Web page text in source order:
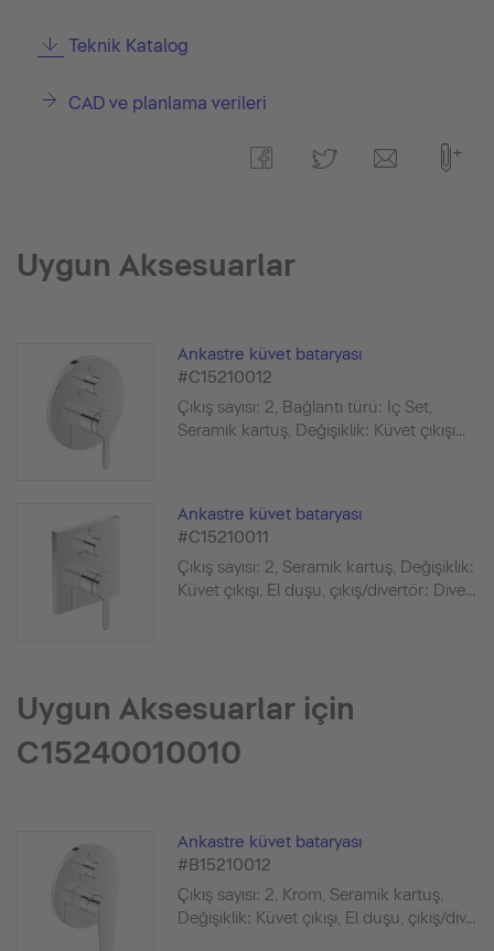
Teknik Katalog
CAD ve planlama verileri
Uygun Aksesuarlar
Ankastre küvet bataryası
#C15210012
Çıkış sayısı: 2, Bağlantı türü: İç Set,
Seramik kartuş, Değişiklik: Küvet çıkışı...
Ankastre küvet bataryası
#C15210011
Çıkış sayısı: 2, Seramik kartuş, Değişiklik:
Küvet çıkışı, El duşu, çıkış/divertör: Dive...
Uygun Aksesuarlar için
C15240010010
Ankastre küvet bataryası
#B15210012
Çıkış sayısı: 2, Krom, Seramik kartuş,
Değişiklik: Küvet çıkışı, El duşu, çıkış/div...